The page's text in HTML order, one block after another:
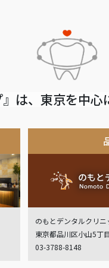
』は、東京を中
のもとデンタルクリニ
東京都品川区小山5丁
03-3788-8148